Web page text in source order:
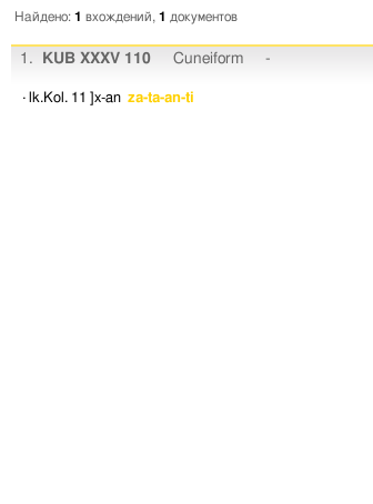
Найдено: 1 вхождений, 1 документов
1. KUB XXXV 110 Cuneiform -
· lk.Kol. 11 ]x-an za-ta-an-ti